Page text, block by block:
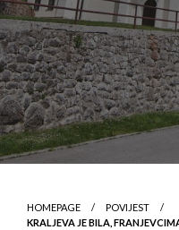
HOMEPAGE
POVIJEST
KRALJEVA JE BILA,